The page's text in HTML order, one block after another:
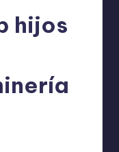
hijos